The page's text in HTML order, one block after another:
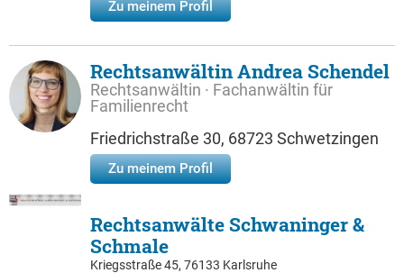
Zu meinem Profil
Rechtsanwältin Andrea Schendel
Rechtsanwältin · Fachanwältin für
Familienrecht
Friedrichstraße 30, 68723 Schwetzingen
Zu meinem Profil
Rechtsanwälte Schwaninger &
Schmale
Kriegsstraße 45, 76133 Karlsruhe